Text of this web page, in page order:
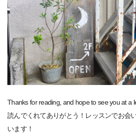
Thanks for reading, and hope to see you at a
読んでくれてありがとう！レッスンでお会
います！